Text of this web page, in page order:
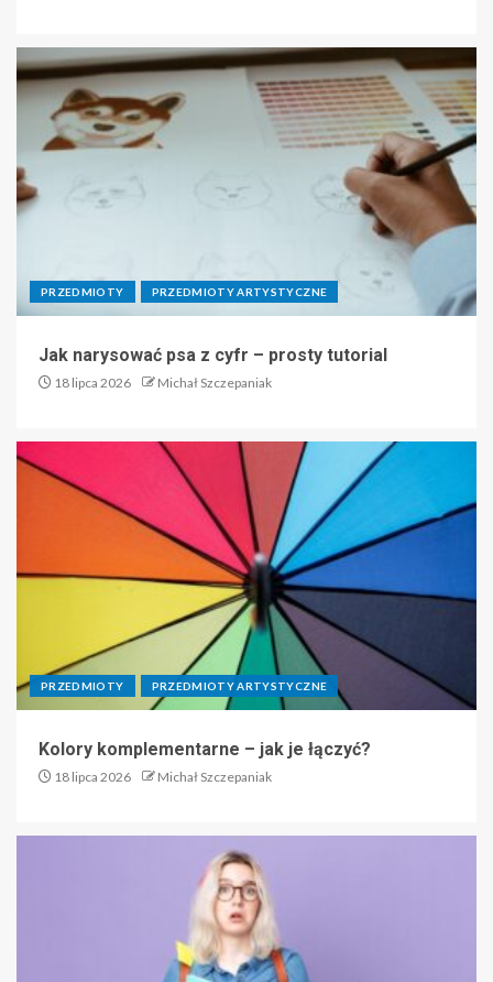
PRZEDMIOTY PRZEDMIOTY ARTYSTYCZNE
Jak narysować psa z cyfr – prosty tutorial
18 lipca 2026 Michał Szczepaniak
PRZEDMIOTY PRZEDMIOTY ARTYSTYCZNE
Kolory komplementarne – jak je łączyć?
18 lipca 2026 Michał Szczepaniak